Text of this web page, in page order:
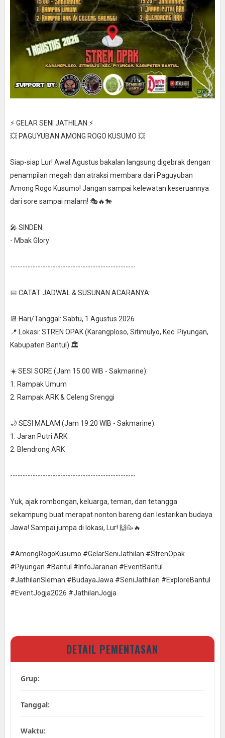
⚡ GELAR SENI JATHILAN ⚡
💥 PAGUYUBAN AMONG ROGO KUSUMO 💥
Siap-siap Lur! Awal Agustus bakalan langsung digebrak dengan
penampilan megah dan atraksi membara dari Paguyuban
Among Rogo Kusumo! Jangan sampai kelewatan keseruannya
dari sore sampai malam! 🎭🔥🐎
🎤 SINDEN:
- Mbak Glory
--------------------------------------------------
📅 CATAT JADWAL & SUSUNAN ACARANYA:
📆 Hari/Tanggal: Sabtu, 1 Agustus 2026
📍 Lokasi: STREN OPAK (Karangploso, Sitimulyo, Kec. Piyungan,
Kabupaten Bantul) 🏛️
☀️ SESI SORE (Jam 15.00 WIB - Sakmarine):
1. Rampak Umum
2. Rampak ARK & Celeng Srenggi
🌙 SESI MALAM (Jam 19.20 WIB - Sakmarine):
1. Jaran Putri ARK
2. Blendrong ARK
--------------------------------------------------
Yuk, ajak rombongan, keluarga, teman, dan tetangga
sekampung buat merapat nonton bareng dan lestarikan budaya
Jawa! Sampai jumpa di lokasi, Lur! 🙌🥳🔥
#AmongRogoKusumo #GelarSeniJathilan #StrenOpak
#Piyungan #Bantul #InfoJaranan #EventBantul
#JathilanSleman #BudayaJawa #SeniJathilan #ExploreBantul
#EventJogja2026 #JathilanJogja
DETAIL PEMENTASAN
Grup:
Tanggal:
Waktu: